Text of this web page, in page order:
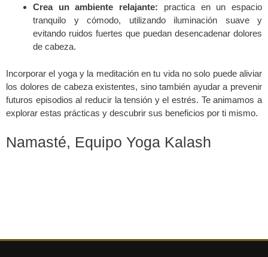
Crea un ambiente relajante: practica en un espacio
tranquilo y cómodo, utilizando iluminación suave y
evitando ruidos fuertes que puedan desencadenar dolores
de cabeza.
Incorporar el yoga y la meditación en tu vida no solo puede aliviar
los dolores de cabeza existentes, sino también ayudar a prevenir
futuros episodios al reducir la tensión y el estrés. Te animamos a
explorar estas prácticas y descubrir sus beneficios por ti mismo.
Namasté, Equipo Yoga Kalash